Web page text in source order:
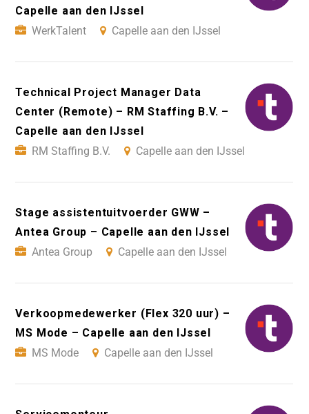
Capelle aan den IJssel
WerkTalent
Capelle aan den IJssel
Technical Project Manager Data
Center (Remote) – RM Staffing B.V. –
Capelle aan den IJssel
RM Staffing B.V.
Capelle aan den IJssel
Stage assistentuitvoerder GWW –
Antea Group – Capelle aan den IJssel
Antea Group
Capelle aan den IJssel
Verkoopmedewerker (Flex 320 uur) –
MS Mode – Capelle aan den IJssel
MS Mode
Capelle aan den IJssel